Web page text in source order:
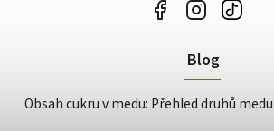
Blog
Obsah cukru v medu: Přehled druhů